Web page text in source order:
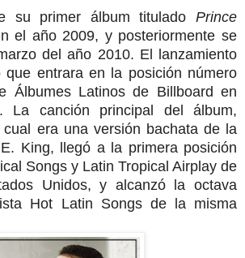
su primer álbum titulado Prince
el año 2009, y posteriormente se
del año 2010. El lanzamiento
entrara en la posición número
Álbumes Latinos de Billboard en
La canción principal del álbum,
era una versión bachata de la
King, llegó a la primera posición
Songs y Latin Tropical Airplay de
Unidos, y alcanzó la octava
Hot Latin Songs de la misma